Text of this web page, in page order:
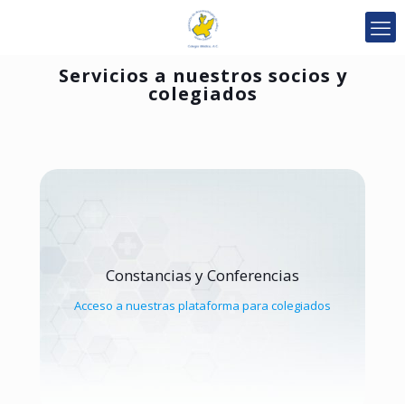
Servicios a nuestros socios y
colegiados
Constancias y Conferencias
Acceso a nuestras plataforma para colegiados